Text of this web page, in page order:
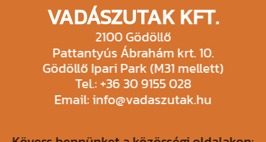
VADÁSZUTAK KFT.
2100 Gödöllő
Pattantyús Ábrahám krt. 10.
Gödöllő Ipari Park (M31 mellett)
Tel.: +36 30 9155 028
Email: info@vadaszutak.hu